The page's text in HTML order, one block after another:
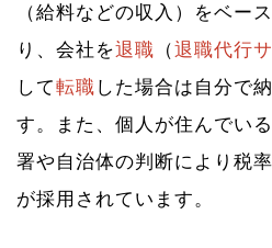
（給料などの収入）をベー
り、会社を退職 （退職代行
して転職 した場合は自分で
す。また、個人が住んでい
署や自治体の判断により税
が採用されています。